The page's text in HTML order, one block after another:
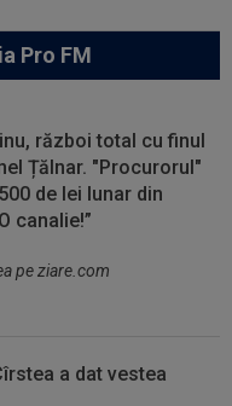
Pro FM
război total cu finul
Țălnar. "Procurorul"
de lei lunar din
canalie!”
pe ziare.com
a dat vestea